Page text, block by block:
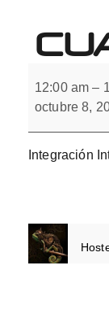
Cuaderno
2.
12:00 am –
octubre 8,
Integración